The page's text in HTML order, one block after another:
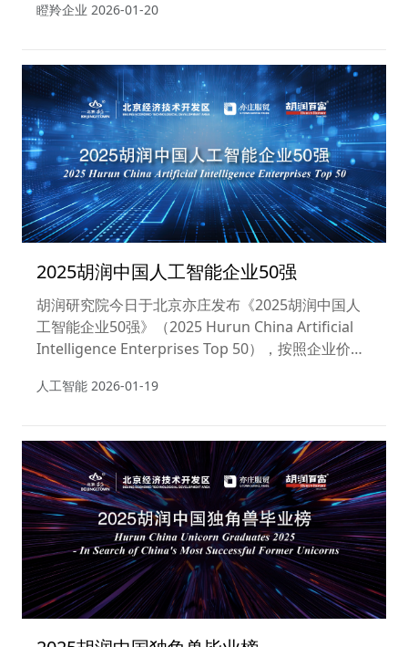
底）最有可能达到独角兽级十亿美金估值的高成长性
瞪羚企业 2026-01-20
2025胡润中国人工智能企业50强
胡润研究院今日于北京亦庄发布《2025胡润中国人
工智能企业50强》（2025 Hurun China Artificial
Intelligence Enterprises Top 50），按照企业价值
价计算，非上市公司估值参考同行业上市公司或者根
次发布该榜单。
人工智能 2026-01-19